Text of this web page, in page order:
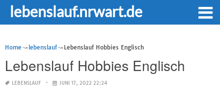
lebenslauf.nrwart.de
Home lebenslauf Lebenslauf Hobbies Englisch
Lebenslauf Hobbies Englisch
LEBENSLAUF JUNI 17, 2022 22:24